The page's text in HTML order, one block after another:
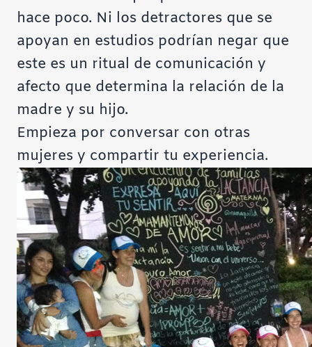
hace poco. Ni los detractores que se
apoyan en estudios podrían negar que
este es un ritual de comunicación y
afecto que determina la relación de la
madre y su hijo.
Empieza por conversar con otras
mujeres y compartir tu experiencia.